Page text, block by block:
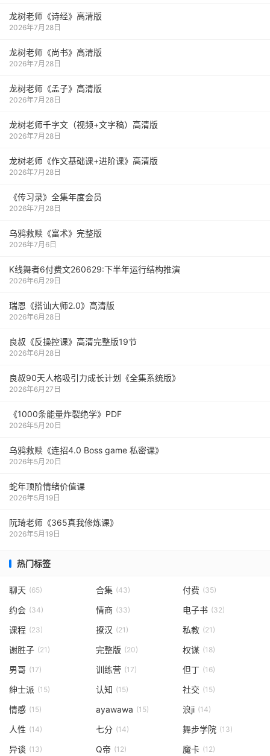
龙树老师《诗经》高清版
2026年7月28日
龙树老师《尚书》高清版
2026年7月28日
龙树老师《孟子》高清版
2026年7月28日
龙树老师千字文（视频+文字稿）高清版
2026年7月28日
龙树老师《作文基础课+进阶课》高清版
2026年7月28日
《传习录》全集年度会员
2026年7月28日
乌鸦救赎《富术》完整版
2026年7月6日
K线舞者6付费文260629:下半年运行结构推演
2026年6月29日
瑞恩《搭讪大师2.0》高清版
2026年6月28日
良叔《反操控课》高清完整版19节
2026年6月28日
良叔90天人格吸引力成长计划《全集系统版》
2026年6月27日
《1000‮能条‬‎量‮裂炸‬‎绝学》PDF
2026年5月20日
乌鸦救赎《连招4.0 Boss game 私密课》
2026年5月20日
蛇年顶阶情绪价值课
2026年5月19日
阮琦老师《365真我修炼课》
2026年5月19日
热门标签
聊天 (65) 合集 (43) 付费 (35)
约会 (34) 情商 (33) 电子书 (32)
课程 (23) 撩汉 (21) 私教 (21)
谢胜子 (21) 完整版 (20) 权谋 (18)
男哥 (17) 训练营 (17) 但丁 (16)
绅士派 (15) 认知 (15) 社交 (15)
情感 (15) ayawawa (15) 浪ji (14)
人性 (14) 七分 (14) 舞步学院 (13)
异谈 (13) Q帝 (12) 魔卡 (12)